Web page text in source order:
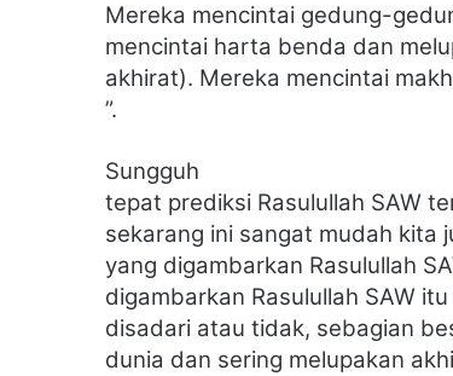
Mereka mencintai gedung-
mencintai harta benda dan
akhirat). Mereka mencintai
”.
Sungguh
tepat prediksi Rasulullah SAW
sekarang ini sangat mudah kita
yang digambarkan Rasulullah
digambarkan Rasulullah SAW
disadari atau tidak, sebagian
dunia dan sering melupakan